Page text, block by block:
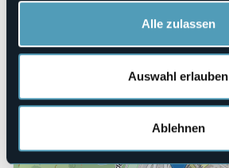
Alle zulassen
Auswahl erlauben
Ablehnen
Telefon
28887 - Omegna (VB)